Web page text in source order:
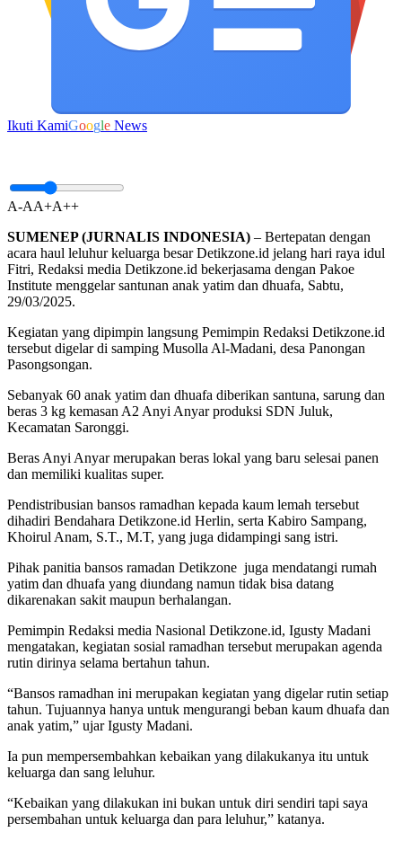
Ikuti KamiGoogle News
A-AA+A++
SUMENEP (JURNALIS INDONESIA) – Bertepatan dengan
acara haul leluhur keluarga besar Detikzone.id jelang hari raya idul
Fitri, Redaksi media Detikzone.id bekerjasama dengan Pakoe
Institute menggelar santunan anak yatim dan dhuafa, Sabtu,
29/03/2025.
Kegiatan yang dipimpin langsung Pemimpin Redaksi Detikzone.id
tersebut digelar di samping Musolla Al-Madani, desa Panongan
Pasongsongan.
Sebanyak 60 anak yatim dan dhuafa diberikan santuna, sarung dan
beras 3 kg kemasan A2 Anyi Anyar produksi SDN Juluk,
Kecamatan Saronggi.
Beras Anyi Anyar merupakan beras lokal yang baru selesai panen
dan memiliki kualitas super.
Pendistribusian bansos ramadhan kepada kaum lemah tersebut
dihadiri Bendahara Detikzone.id Herlin, serta Kabiro Sampang,
Khoirul Anam, S.T., M.T, yang juga didampingi sang istri.
Pihak panitia bansos ramadan Detikzone juga mendatangi rumah
yatim dan dhuafa yang diundang namun tidak bisa datang
dikarenakan sakit maupun berhalangan.
Pemimpin Redaksi media Nasional Detikzone.id, Igusty Madani
mengatakan, kegiatan sosial ramadhan tersebut merupakan agenda
rutin dirinya selama bertahun tahun.
“Bansos ramadhan ini merupakan kegiatan yang digelar rutin setiap
tahun. Tujuannya hanya untuk mengurangi beban kaum dhuafa dan
anak yatim,” ujar Igusty Madani.
Ia pun mempersembahkan kebaikan yang dilakukanya itu untuk
keluarga dan sang leluhur.
“Kebaikan yang dilakukan ini bukan untuk diri sendiri tapi saya
persembahan untuk keluarga dan para leluhur,” katanya.